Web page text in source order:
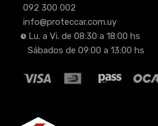
092 300 002
info@proteccar.com.uy
Lu. a Vi. de 08:30 a 18:00 hs
Sábados de 09:00 a 13:00 hs